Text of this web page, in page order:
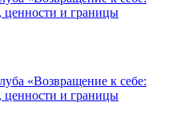
и границы
«Возвращение к себе:
и границы